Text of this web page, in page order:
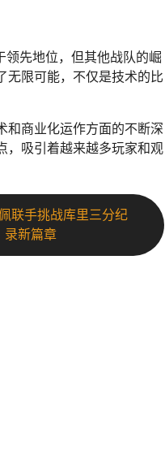
先地位，但其他战队的崛
无限可能，不仅是技术的比
和商业化运作方面的不断深
，吸引着越来越多玩家和观
联手挑战库里三分纪
录新篇章